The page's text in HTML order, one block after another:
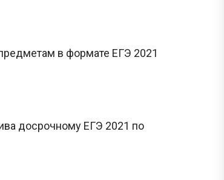
в формате ЕГЭ 2021
досрочному ЕГЭ 2021 по